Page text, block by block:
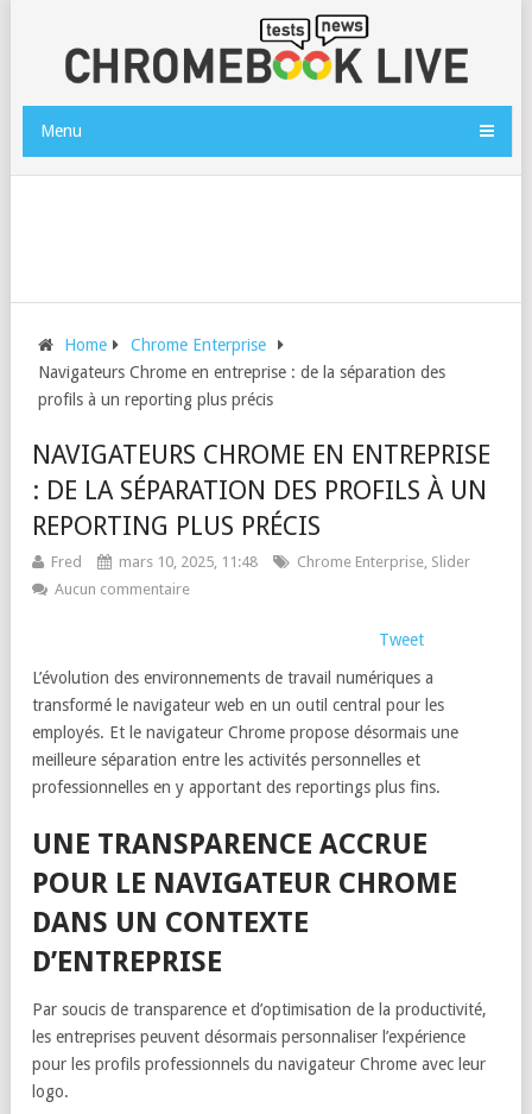
Menu
Home
Chrome Enterprise
Navigateurs Chrome en entreprise : de la séparation des
profils à un reporting plus précis
NAVIGATEURS CHROME EN ENTREPRISE
: DE LA SÉPARATION DES PROFILS À UN
REPORTING PLUS PRÉCIS
Fred mars 10, 2025, 11:48 Chrome Enterprise, Slider
Aucun commentaire
Tweet
L’évolution des environnements de travail numériques a
transformé le navigateur web en un outil central pour les
employés. Et le navigateur Chrome propose désormais une
meilleure séparation entre les activités personnelles et
professionnelles en y apportant des reportings plus fins.
UNE TRANSPARENCE ACCRUE
POUR LE NAVIGATEUR CHROME
DANS UN CONTEXTE
D’ENTREPRISE
Par soucis de transparence et d’optimisation de la productivité,
les entreprises peuvent désormais personnaliser l’expérience
pour les profils professionnels du navigateur Chrome avec leur
logo.